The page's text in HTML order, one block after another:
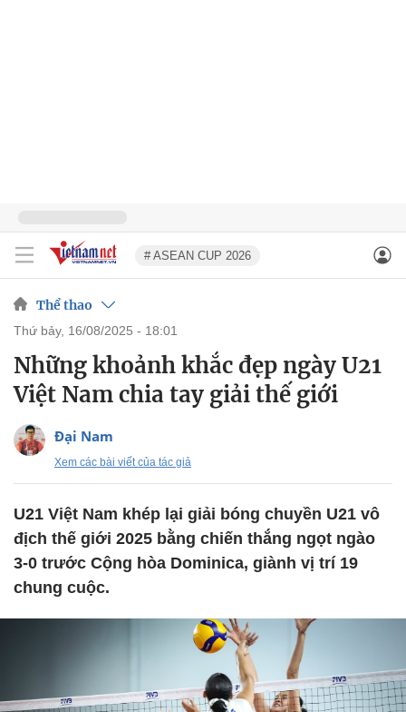
# ASEAN CUP 2026
Thể thao
thứ bảy, 16/08/2025 - 18:01
Những khoảnh khắc đẹp ngày U21
Việt Nam chia tay giải thế giới
Đại Nam
Xem các bài viết của tác giả
U21 Việt Nam khép lại giải bóng chuyền U21 vô
địch thế giới 2025 bằng chiến thắng ngọt ngào
3-0 trước Cộng hòa Dominica, giành vị trí 19
chung cuộc.